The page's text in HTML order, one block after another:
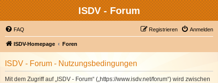
ISDV - Forum
FAQ Anmelden
Registrieren
ISDV-Homepage Foren
ISDV - Forum - Nutzungsbedingungen
Mit dem Zugriff auf „ISDV - Forum“ („https://www.isdv.net/forum“) wird zwischen